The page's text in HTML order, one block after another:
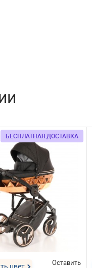
БЕСПЛАТНАЯ ДОСТАВКА
Оставить